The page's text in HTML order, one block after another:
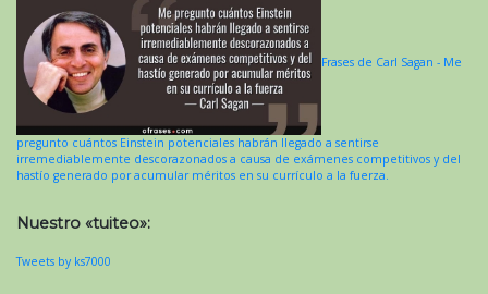
Frases de Carl Sagan - Me
pregunto cuántos Einstein potenciales habrán llegado a sentirse
irremediablemente descorazonados a causa de exámenes competitivos y del
hastío generado por acumular méritos en su currículo a la fuerza.
Nuestro «tuiteo»:
Tweets by ks7000